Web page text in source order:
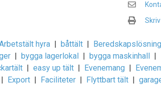
hyra | båttält |
| bygga lagerlokal | bygga maskinhall |
| easy up tält | Evenemang |
| Export | Faciliteter | Flyttbart tält |